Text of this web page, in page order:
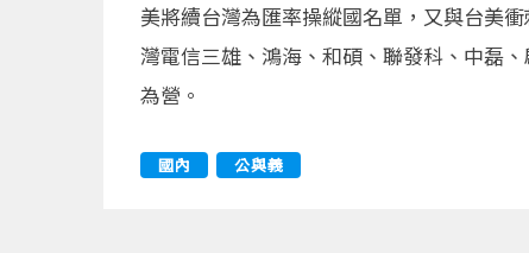
美將續台灣為匯率操縱國名單，又與台美
灣電信三雄、鴻海、和碩、聯發科、中磊
為營。
國內 公與義